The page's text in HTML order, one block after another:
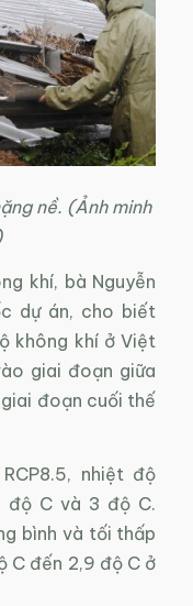
nề. (Ảnh minh
khí, bà Nguyễn
dự án, cho biết
không khí ở Việt
giai đoạn giữa
đoạn cuối thế
nhiệt độ
độ C và 3 độ C.
bình và tối thấp
C đến 2,9 độ C ở